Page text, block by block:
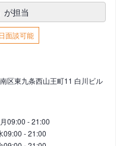
が担当
面談可能
区東九条西山王町11 白川ビル
月09:00 - 21:00
09:00 - 21:00